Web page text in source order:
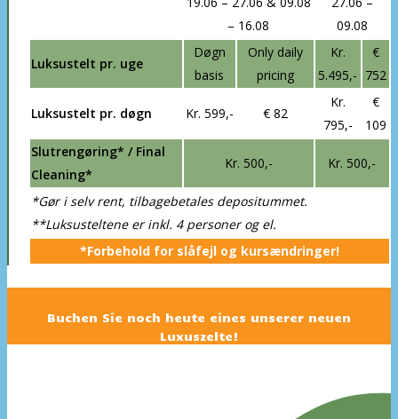
– 16.08
09.08
Luksustelt pr. uge
Døgn
basis
Only daily
pricing
Kr.
5.495,-
€
752
Luksustelt pr. døgn Kr. 599,- € 82
Kr.
795,-
€
109
Slutrengøring* / Final
Cleaning*
Kr. 500,- Kr. 500,-
*Gør i selv rent, tilbagebetales depositummet.
**Luksusteltene er inkl. 4 personer og el.
*Forbehold for slåfejl og kursændringer!
Buchen Sie noch heute eines unserer neuen
Luxuszelte!